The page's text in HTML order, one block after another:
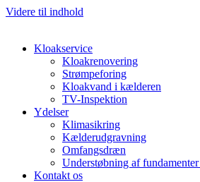
Videre til indhold
Kloakservice
Kloakrenovering
Strømpeforing
Kloakvand i kælderen
TV-Inspektion
Ydelser
Klimasikring
Kælderudgravning
Omfangsdræn
Understøbning af fundamenter
Kontakt os